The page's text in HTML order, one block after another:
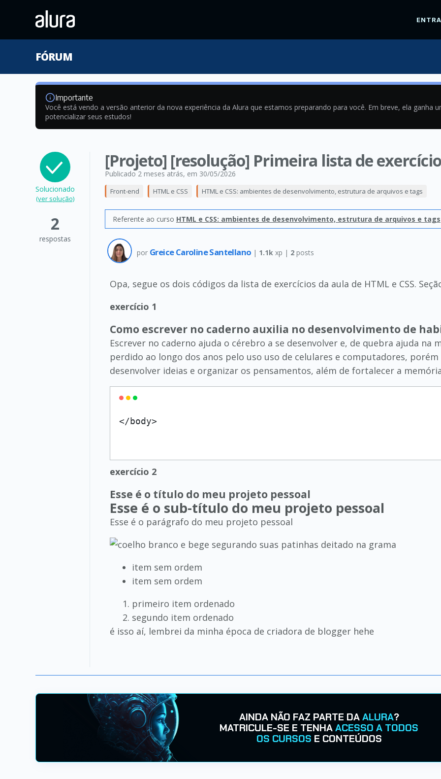
FÓRUM
Importante
Você está vendo a versão anterior da nova experiência da Alura que estamos preparando para você. Em breve, ela ganha
potencializar seus estudos!
Solucionado
(ver solução)
2
respostas
[Projeto] [resolução] Primeira lista de
Publicado 2 meses atrás, em 30/05/2026
Front-end HTML e CSS HTML e CSS: ambientes de desenvolvimento, estrutura de arquivos e tags
Referente ao curso HTML e CSS: ambientes de desenvolvimento, estrutura de arquivos e tags
por Greice Caroline Santellano | 1.1k xp | 2posts
Opa, segue os dois códigos da lista de exercícios da aula de HTML e CSS.
exercício 1
Como escrever no caderno auxilia no desenvolvimento de
Escrever no caderno ajuda o cérebro a se desenvolver e, de quebra ajuda na
perdido ao longo dos anos pelo uso uso de celulares e computadores,
desenvolver ideias e organizar os pensamentos, além de fortalecer a
exercício 2
Esse é o título do meu projeto pessoal
Esse é o sub-título do meu projeto pessoal
Esse é o parágrafo do meu projeto pessoal
item sem ordem
item sem ordem
primeiro item ordenado
segundo item ordenado
é isso aí, lembrei da minha época de criadora de blogger hehe
AINDA NÃO FAZ PARTE DAALURA?
MATRICULE-SE E TENHAACESSO A TODOS
OS CURSOS E CONTEÚDOS